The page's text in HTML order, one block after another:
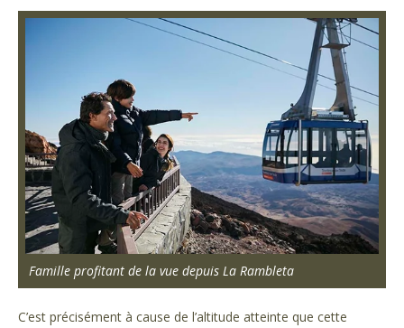
Famille profitant de la vue depuis La Rambleta
C’est précisément à cause de l’altitude atteinte que cette